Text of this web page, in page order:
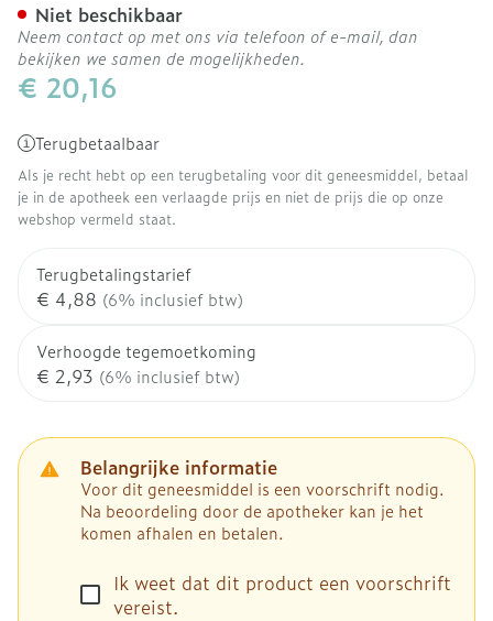
€ 20,16
Terugbetaalbaar
Als je recht hebt op een terugbetaling voor dit geneesmiddel, betaal
je in de apotheek een verlaagde prijs en niet de prijs die op onze
webshop vermeld staat.
Terugbetalingstarief
€ 4,88 (6% inclusief btw)
Verhoogde tegemoetkoming
€ 2,93 (6% inclusief btw)
Belangrijke informatie
Voor dit geneesmiddel is een voorschrift nodig.
Na beoordeling door de apotheker kan je het
komen afhalen en betalen.
Ik weet dat dit product een voorschrift
vereist.
Niet beschikbaar
Neem contact op met ons via telefoon of e-mail, dan
bekijken we samen de mogelijkheden.